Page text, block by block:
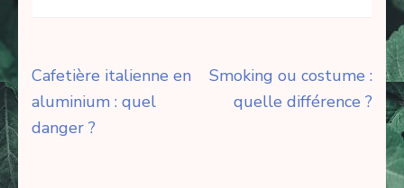
Navigation
de
l’article
Cafetière italienne en
aluminium : quel
danger ?
Smoking ou costume :
quelle différence ?